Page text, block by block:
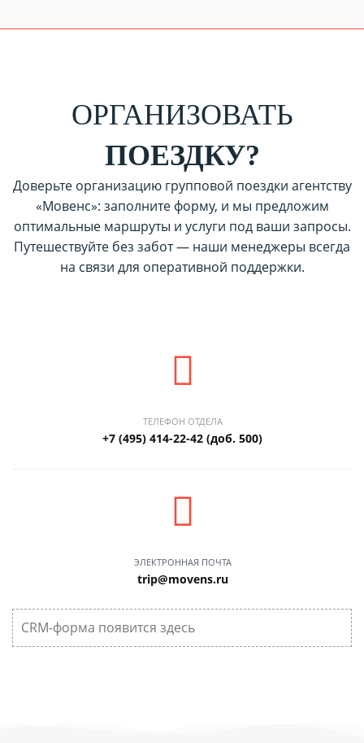
CRM-форма появится здесь
ОРГАНИЗОВАТЬ
ПОЕЗДКУ?
Доверьте организацию групповой поездки агентству
«Мовенс»: заполните форму, и мы предложим
оптимальные маршруты и услуги под ваши запросы.
Путешествуйте без забот — наши менеджеры всегда
на связи для оперативной поддержки.
ТЕЛЕФОН ОТДЕЛА
+7 (495) 414-22-42 (доб. 500)
ЭЛЕКТРОННАЯ ПОЧТА
trip@movens.ru